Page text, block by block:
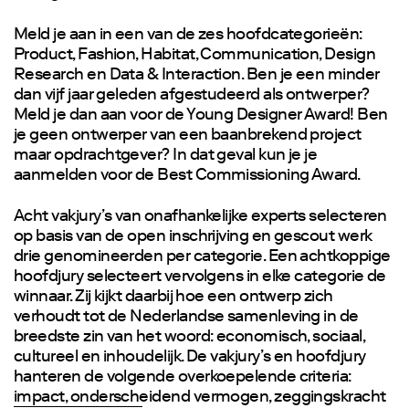
Meld je aan in een van de zes hoofdcategorieën:
Product, Fashion, Habitat, Communication, Design
Research en Data & Interaction. Ben je een minder
dan vijf jaar geleden afgestudeerd als ontwerper?
Meld je dan aan voor de Young Designer Award! Ben
je geen ontwerper van een baanbrekend project
maar opdrachtgever? In dat geval kun je je
aanmelden voor de Best Commissioning Award.
Acht vakjury’s van onafhankelijke experts selecteren
op basis van de open inschrijving en gescout werk
drie genomineerden per categorie. Een achtkoppige
hoofdjury selecteert vervolgens in elke categorie de
winnaar. Zij kijkt daarbij hoe een ontwerp zich
verhoudt tot de Nederlandse samenleving in de
breedste zin van het woord: economisch, sociaal,
cultureel en inhoudelijk. De vakjury’s en hoofdjury
hanteren de volgende overkoepelende criteria:
impact, onderscheidend vermogen, zeggingskracht